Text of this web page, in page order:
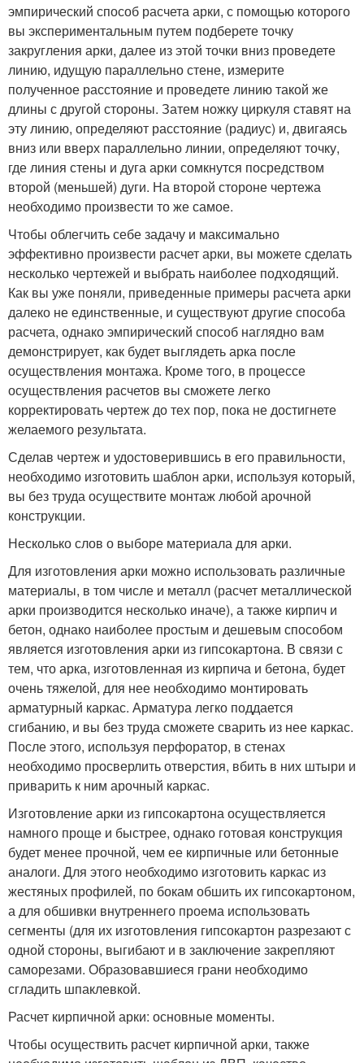
эмпирический способ расчета арки, с помощью которого
вы экспериментальным путем подберете точку
закругления арки, далее из этой точки вниз проведете
линию, идущую параллельно стене, измерите
полученное расстояние и проведете линию такой же
длины с другой стороны. Затем ножку циркуля ставят на
эту линию, определяют расстояние (радиус) и, двигаясь
вниз или вверх параллельно линии, определяют точку,
где линия стены и дуга арки сомкнутся посредством
второй (меньшей) дуги. На второй стороне чертежа
необходимо произвести то же самое.
Чтобы облегчить себе задачу и максимально
эффективно произвести расчет арки, вы можете сделать
несколько чертежей и выбрать наиболее подходящий.
Как вы уже поняли, приведенные примеры расчета арки
далеко не единственные, и существуют другие способа
расчета, однако эмпирический способ наглядно вам
демонстрирует, как будет выглядеть арка после
осуществления монтажа. Кроме того, в процессе
осуществления расчетов вы сможете легко
корректировать чертеж до тех пор, пока не достигнете
желаемого результата.
Сделав чертеж и удостоверившись в его правильности,
необходимо изготовить шаблон арки, используя который,
вы без труда осуществите монтаж любой арочной
конструкции.
Несколько слов о выборе материала для арки.
Для изготовления арки можно использовать различные
материалы, в том числе и металл (расчет металлической
арки производится несколько иначе), а также кирпич и
бетон, однако наиболее простым и дешевым способом
является изготовления арки из гипсокартона. В связи с
тем, что арка, изготовленная из кирпича и бетона, будет
очень тяжелой, для нее необходимо монтировать
арматурный каркас. Арматура легко поддается
сгибанию, и вы без труда сможете сварить из нее каркас.
После этого, используя перфоратор, в стенах
необходимо просверлить отверстия, вбить в них штыри и
приварить к ним арочный каркас.
Изготовление арки из гипсокартона осуществляется
намного проще и быстрее, однако готовая конструкция
будет менее прочной, чем ее кирпичные или бетонные
аналоги. Для этого необходимо изготовить каркас из
жестяных профилей, по бокам обшить их гипсокартоном,
а для обшивки внутреннего проема использовать
сегменты (для их изготовления гипсокартон разрезают с
одной стороны, выгибают и в заключение закрепляют
саморезами. Образовавшиеся грани необходимо
сгладить шпаклевкой.
Расчет кирпичной арки: основные моменты.
Чтобы осуществить расчет кирпичной арки, также